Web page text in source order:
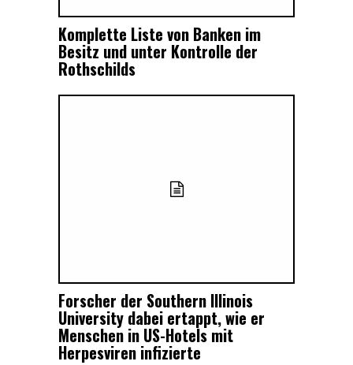
Komplette Liste von Banken im
Besitz und unter Kontrolle der
Rothschilds
Forscher der Southern Illinois
University dabei ertappt, wie er
Menschen in US-Hotels mit
Herpesviren infizierte